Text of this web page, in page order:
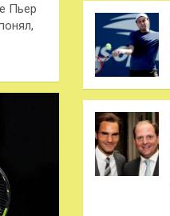
Пьер